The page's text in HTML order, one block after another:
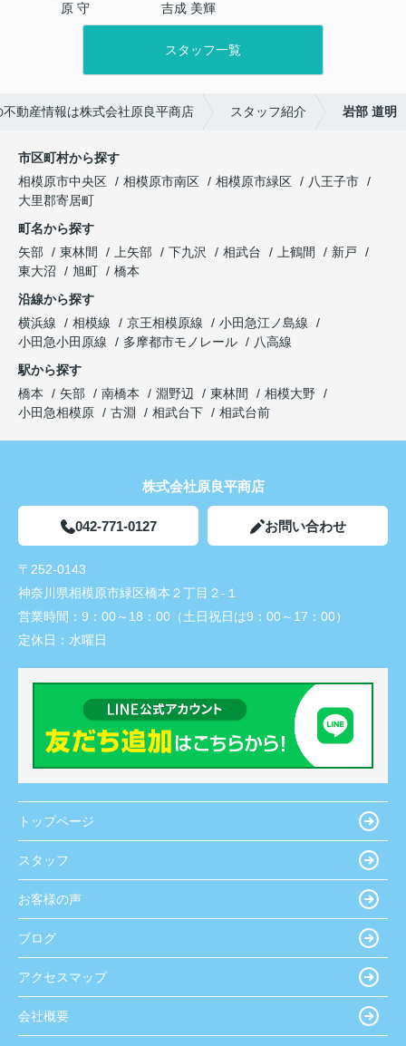
原 守 吉成 美輝
スタッフ一覧
不動産情報は株式会社原良平商店 スタッフ紹介 岩部 道明
市区町村から探す
相模原市中央区
相模原市南区 相模原市緑区
八王子市
大里郡寄居町
町名から探す
矢部
東林間 上矢部 下九沢 相武台 上鶴間
新戸
東大沼
旭町
橋本
沿線から探す
横浜線
相模線 京王相模原線
小田急江ノ島線
小田急小田原線
多摩都市モノレール
八高線
駅から探す
橋本
矢部 南橋本 淵野辺 東林間
相模大野
小田急相模原
古淵 相武台下 相武台前
株式会社原良平商店
042-771-0127 お問い合わせ
〒252-0143
神奈川県相模原市緑区橋本２丁目２-１
営業時間： 9：00～18：00（土日祝日は9：00～17：00）
定休日： 水曜日
トップページ
スタッフ
お客様の声
ブログ
アクセスマップ
会社概要